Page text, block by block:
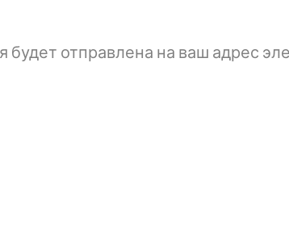
будет отправлена ​​на ваш адрес